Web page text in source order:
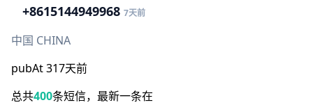
+8615144949968 7天前
中国 CHINA
pubAt 317天前
总共400条短信，最新一条在